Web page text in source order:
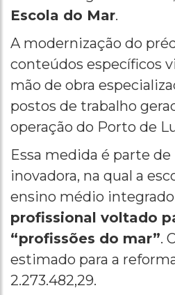
Escola do Mar.
A modernização do
conteúdos específicos
mão de obra
postos de trabalho
operação do Porto de
Essa medida é parte
inovadora, na qual a
ensino médio integrado
profissional voltado
“profissões do mar”.
estimado para a
2.273.482,29.